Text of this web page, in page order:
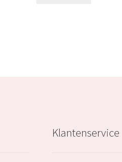
Klantenservice